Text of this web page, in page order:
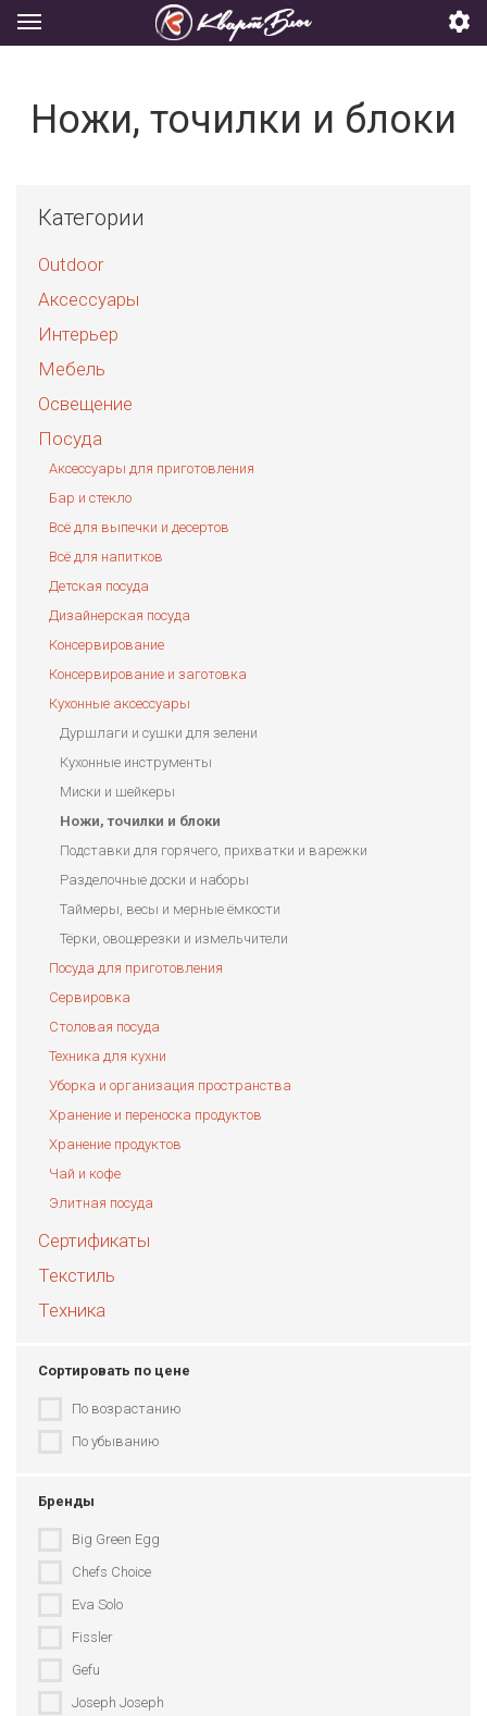
Ножи, точилки и блоки
Категории
Outdoor
Аксессуары
Интерьер
Мебель
Освещение
Посуда
Аксессуары для приготовления
Бар и стекло
Всё для выпечки и десертов
Всё для напитков
Детская посуда
Дизайнерская посуда
Консервирование
Консервирование и заготовка
Кухонные аксессуары
Дуршлаги и сушки для зелени
Кухонные инструменты
Миски и шейкеры
Ножи, точилки и блоки
Подставки для горячего, прихватки и варежки
Разделочные доски и наборы
Таймеры, весы и мерные ёмкости
Тёрки, овощерезки и измельчители
Посуда для приготовления
Сервировка
Столовая посуда
Техника для кухни
Уборка и организация пространства
Хранение и переноска продуктов
Хранение продуктов
Чай и кофе
Элитная посуда
Сертификаты
Текстиль
Техника
Сортировать по цене
По возрастанию
По убыванию
Бренды
Big Green Egg
Chefs Choice
Eva Solo
Fissler
Gefu
Joseph Joseph